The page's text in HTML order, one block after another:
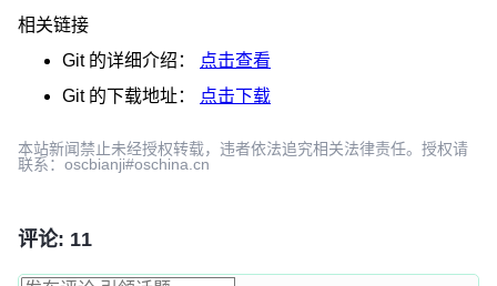
相关链接
Git的详细介绍：
点击查看
Git的下载地址： 点击下载
本站新闻禁止未经授权转载，违者依法追究相关法律责任。授权请
联系：oscbianji#oschina.cn
评论: 11